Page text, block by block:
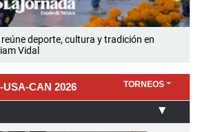
deporte, cultura y tradición en
Vidal